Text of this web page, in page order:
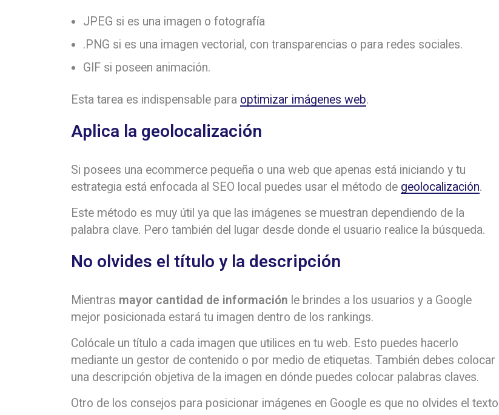
JPEG si es una imagen o fotografía
.PNG si es una imagen vectorial, con transparencias o para redes sociales.
GIF si poseen animación.
Esta tarea es indispensable para optimizar imágenes web.
Aplica la geolocalización
Si posees una ecommerce pequeña o una web que apenas está iniciando y tu
estrategia está enfocada al SEO local puedes usar el método de geolocalización.
Este método es muy útil ya que las imágenes se muestran dependiendo de la
palabra clave. Pero también del lugar desde donde el usuario realice la búsqueda.
No olvides el título y la descripción
Mientras mayor cantidad de información le brindes a los usuarios y a Google
mejor posicionada estará tu imagen dentro de los rankings.
Colócale un título a cada imagen que utilices en tu web. Esto puedes hacerlo
mediante un gestor de contenido o por medio de etiquetas. También debes colocar
una descripción objetiva de la imagen en dónde puedes colocar palabras claves.
Otro de los consejos para posicionar imágenes en Google es que no olvides el texto